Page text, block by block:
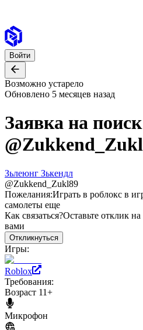
Войти
Возможно устарело
Обновлено 5 месяцев назад
Заявка на
@
Зьлеюнг Зькендл
@Zukkend_Zukl89
Пожелания:Играть в роблокс в
самолеты еще
Как связаться?Оставьте отклик на
вами
Откликнуться
Игры:
Roblox
Требования:
Возраст 11+
Микрофон